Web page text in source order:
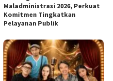
Maladministrasi 2026, Perkuat
Komitmen Tingkatkan
Pelayanan Publik